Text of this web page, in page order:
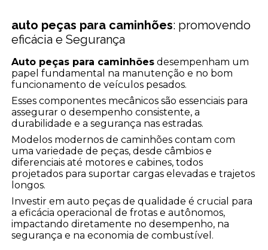
auto peças para caminhões: promovendo
eficácia e Segurança
Auto peças para caminhões desempenham um
papel fundamental na manutenção e no bom
funcionamento de veículos pesados.
Esses componentes mecânicos são essenciais para
assegurar o desempenho consistente, a
durabilidade e a segurança nas estradas.
Modelos modernos de caminhões contam com
uma variedade de peças, desde câmbios e
diferenciais até motores e cabines, todos
projetados para suportar cargas elevadas e trajetos
longos.
Investir em auto peças de qualidade é crucial para
a eficácia operacional de frotas e autônomos,
impactando diretamente no desempenho, na
segurança e na economia de combustível.